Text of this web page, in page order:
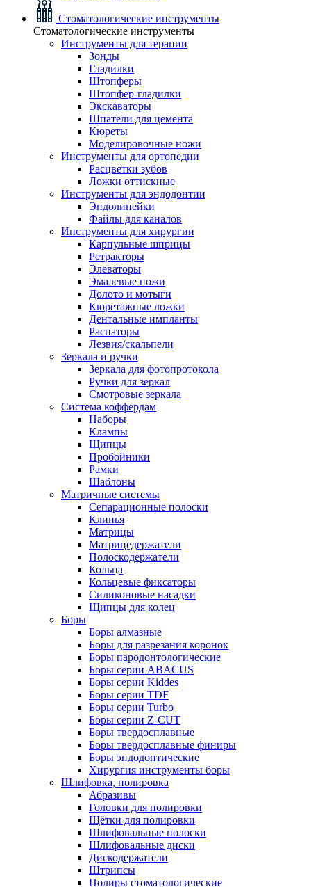
Стоматологические инструменты
Стоматологические инструменты
Инструменты для терапии
Зонды
Гладилки
Штопферы
Штопфер-гладилки
Экскаваторы
Шпатели для цемента
Кюреты
Моделировочные ножи
Инструменты для ортопедии
Расцветки зубов
Ложки оттискные
Инструменты для эндодонтии
Эндолинейки
Файлы для каналов
Инструменты для хирургии
Карпульные шприцы
Ретракторы
Элеваторы
Эмалевые ножи
Долото и мотыги
Кюретажные ложки
Дентальные импланты
Распаторы
Лезвия/скальпели
Зеркала и ручки
Зеркала для фотопротокола
Ручки для зеркал
Смотровые зеркала
Система коффердам
Наборы
Клампы
Щипцы
Пробойники
Рамки
Шаблоны
Матричные системы
Сепарационные полоски
Клинья
Матрицы
Матрицедержатели
Полоскодержатели
Кольца
Кольцевые фиксаторы
Силиконовые насадки
Щипцы для колец
Боры
Боры алмазные
Боры для разрезания коронок
Боры пародонтологические
Боры серии ABACUS
Боры серии Kiddes
Боры серии TDF
Боры серии Turbo
Боры серии Z-CUT
Боры твердосплавные
Боры твердосплавные финиры
Боры эндодонтические
Хирургия инструменты боры
Шлифовка, полировка
Абразивы
Головки для полировки
Щётки для полировки
Шлифовальные полоски
Шлифовальные диски
Дискодержатели
Штрипсы
Полиры стоматологические